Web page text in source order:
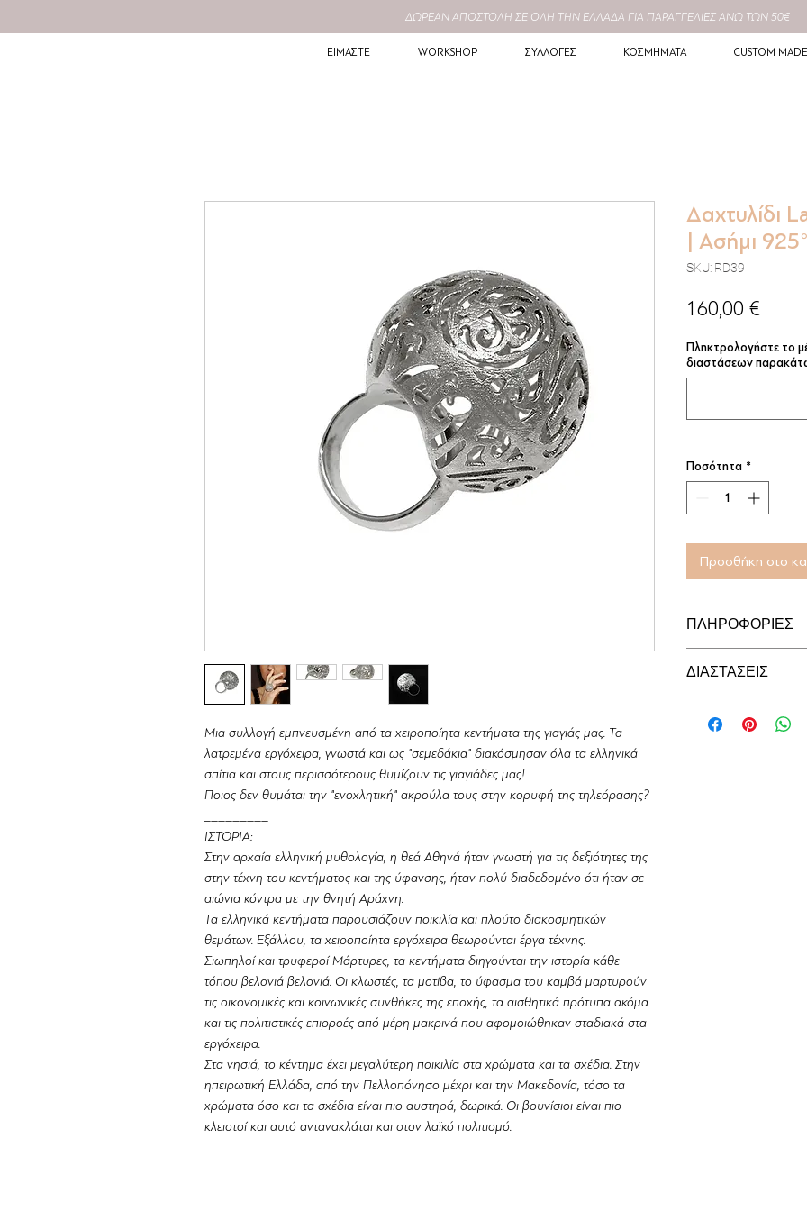
ΔΩΡΕΑΝ ΑΠΟΣΤΟΛΗ ΣΕ ΟΛΗ ΤΗΝ ΕΛΛΑΔΑ ΓΙΑ ΠΑΡΑΓΓΕΛΙΕΣ ΑΝΩ ΤΩΝ 50€
ΕΙΜΑΣΤΕ WORKSHOP ΣΥΛΛΟΓΕΣ ΚΟΣΜΗΜΑΤΑ CUSTOM MADE
Μια συλλογή εμπνευσμένη από τα χειροποίητα κεντήματα της γιαγιάς μας. Τα
λατρεμένα εργόχειρα, γνωστά και ως "σεμεδάκια" διακόσμησαν όλα τα ελληνικά
σπίτια και στους περισσότερους θυμίζουν τις γιαγιάδες μας!
Ποιος δεν θυμάται την "ενοχλητική" ακρούλα τους στην κορυφή της τηλεόρασης?
ΙΣΤΟΡΙΑ:
Στην αρχαία ελληνική μυθολογία, η θεά Αθηνά ήταν γνωστή για τις δεξιότητες της
στην τέχνη του κεντήματος και της ύφανσης, ήταν πολύ διαδεδομένο ότι ήταν σε
αιώνια κόντρα με την θνητή Αράχνη.
Τα ελληνικά κεντήματα παρουσιάζουν ποικιλία και πλούτο διακοσμητικών
θεμάτων. Εξάλλου, τα χειροποίητα εργόχειρα θεωρούνται έργα τέχνης.
Σιωπηλοί και τρυφεροί Μάρτυρες, τα κεντήματα διηγούνται την ιστορία κάθε
τόπου βελονιά βελονιά. Οι κλωστές, τα μοτίβα, το ύφασμα του καμβά μαρτυρούν
τις οικονομικές και κοινωνικές συνθήκες της εποχής, τα αισθητικά πρότυπα ακόμα
και τις πολιτιστικές επιρροές από μέρη μακρινά που αφομοιώθηκαν σταδιακά στα
εργόχειρα.
Στα νησιά, το κέντημα έχει μεγαλύτερη ποικιλία στα χρώματα και τα σχέδια. Στην
ηπειρωτική Ελλάδα, από την Πελλοπόνησο μέχρι και την Μακεδονία, τόσο τα
χρώματα όσο και τα σχέδια είναι πιο αυστηρά, δωρικά. Οι βουνίσιοι είναι πιο
κλειστοί και αυτό αντανακλάται και στον λαϊκό πολιτισμό.
Δαχτυλίδι
| Ασήμι 925°
SKU: RD39
160,00 €Τιμή
Πληκτρολογήστε το
διαστάσεων
Ποσότητα *
Προσθήκη στο
ΠΛΗΡΟΦΟΡΙΕΣ
925°. Ένα σχέδιο με
εργόχειρων.
ΔΙΑΣΤΑΣΕΙΣ